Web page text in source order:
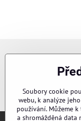
Soubory cookie
webu, k analýze
používání. Můžeme
a shromážděná data